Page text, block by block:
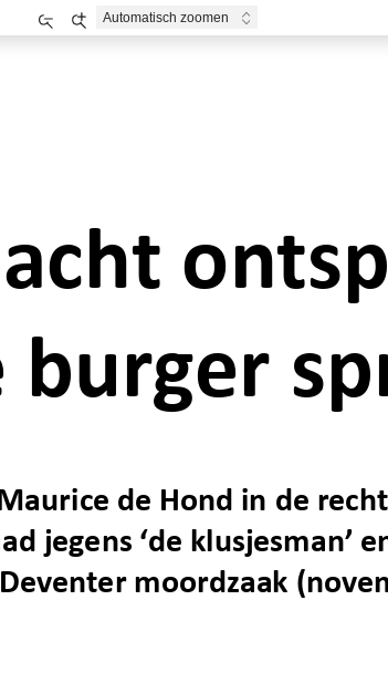
UitzoomenInzoomen
de Hond in de
jegens ‘de klusjesman’
moordzaak